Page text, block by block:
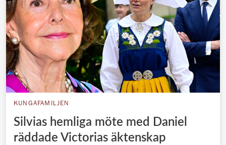
KUNGAFAMILJEN
Silvias hemliga möte med Daniel
räddade Victorias äktenskap